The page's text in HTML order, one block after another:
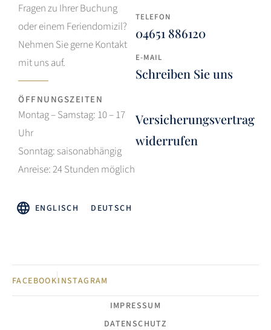
Fragen zu Ihrer Buchung
oder einem Feriendomizil?
Nehmen Sie gerne Kontakt
mit uns auf.
ÖFFNUNGSZEITEN
Montag – Samstag: 10 – 17
Uhr
Sonntag: saisonabhängig
Anreise: 24 Stunden möglich
TELEFON
04651 886120
E-MAIL
Schreiben Sie uns
Versicherungsvertrag
widerrufen
ENGLISCH DEUTSCH
FACEBOOKINSTAGRAM
IMPRESSUM
DATENSCHUTZ